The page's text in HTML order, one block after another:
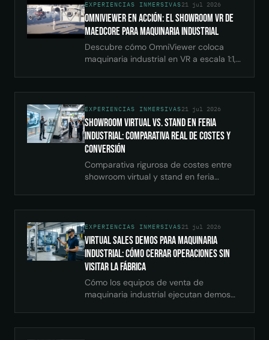
EXPERIENCIAS INMERSIVAS21 jul 2026
OmniViewer en Acción: El Showroom VR de
Maedcore para Maquinaria Industrial
Descubre cómo OmniViewer coloca
maquinaria industrial en VR a escala 1:1,
EXPERIENCIAS INMERSIVAS21 jul 2026
Showroom Virtual vs. Stand en Feria
Industrial: Comparativa Real de Costes y
Conversión
Comparativa rigurosa de costes entre
showroom virtual y stand en feria
cálculo.
EXPERIENCIAS INMERSIVAS21 jul 2026
Virtual Sales Demos para Maquinaria
Industrial: Cómo Cerrar Operaciones Sin
Visitar la Fábrica
Cómo los equipos de venta de
maquinaria industrial ejecutan demos
errores